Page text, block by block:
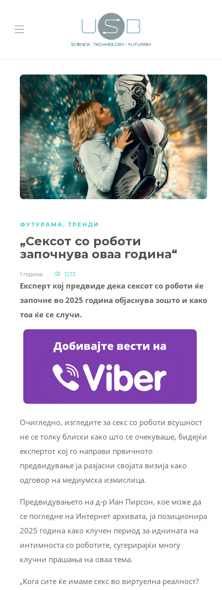
ФУТУРАМА , ТРЕНДИ
„Сексот со роботи
започнува оваа година“
1 година 1233
Експерт кој предвиде дека сексот со роботи ќе
започне во 2025 година објаснува зошто и како
тоа ќе се случи.
Очигледно, изгледите за секс со роботи всушност
не се толку блиски како што се очекуваше, бидејќи
експертот кој го направи првичното
предвидување ја разјасни својата визија како
одговор на медиумска измислица.
Предвидувањето на д-р Иан Пирсон, кое може да
се погледне на Интернет архивата, ја позиционира
2025 година како клучен период за иднината на
интимноста со роботите, сугерирајќи многу
клучни прашања на оваа тема.
„Кога сите ќе имаме секс во виртуелна реалност?